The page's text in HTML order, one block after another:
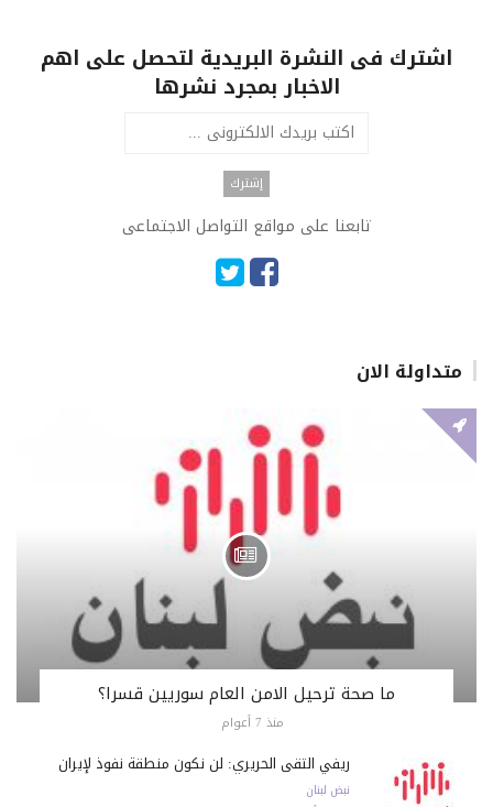
اشترك فى النشرة البريدية لتحصل على اهم
الاخبار بمجرد نشرها
تابعنا على مواقع التواصل الاجتماعى
متداولة الان
ما صحة ترحيل الامن العام سوريين قسرا؟
منذ 7 أعوام
ريفي التقى الحريري: لن نكون منطقة نفوذ لإيران
نبض لبنان